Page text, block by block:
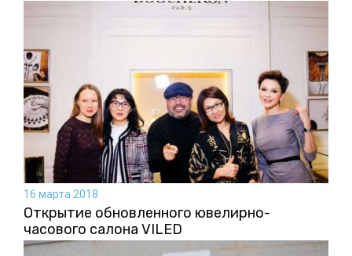
16 марта 2018
Открытие обновленного ювелирно-
часового салона VILED